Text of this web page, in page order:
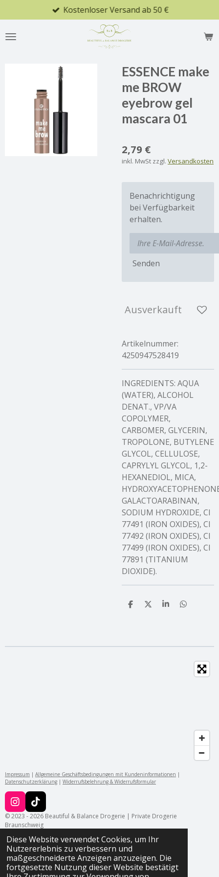
Diese Website verwendet Cookies, um Ihr
Nutzererlebnis zu verbessern und
maßgeschneiderte Anzeigen anzuzeigen. Die
fortgesetzte Nutzung dieser Website bestätigt
Hauptinhalt
springen
Kostenloser Versand ab 50 €
ESSENCE make
me BROW
eyebrow gel
mascara 01
2,79 €
inkl. MwSt zzgl. Versandkosten
Benachrichtigung
bei Verfügbarkeit
erhalten.
Senden
Ausverkauft
Artikelnummer:
4250947528419
INGREDIENTS: AQUA
(WATER), ALCOHOL
DENAT., VP/VA
COPOLYMER,
CARBOMER, GLYCERIN,
TROPOLONE, BUTYLENE
GLYCOL, CELLULOSE,
CAPRYLYL GLYCOL, 1,2-
HEXANEDIOL, MICA,
GALACTOARABINAN,
SODIUM HYDROXIDE, CI
77491 (IRON OXIDES), CI
77492 (IRON OXIDES), CI
77499 (IRON OXIDES), CI
77891 (TITANIUM
DIOXIDE).
T
n
T
n
T
n
T
n
Impressum | Allgemeine Geschäftsbedingungen mit Kundeninformationen |
Datenschutzerklärung | Widerrufsbelehrung & Widerrufsformular
I
n
s
a
g
r
a
T
i
k
o
k
© 2023 - 2026 Beautiful & Balance Drogerie | Private Drogerie
Braunschweig